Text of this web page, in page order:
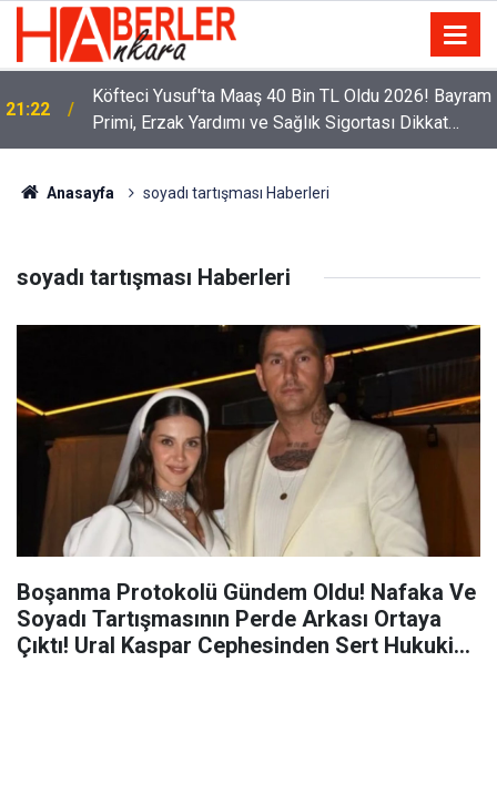
21:22
Köfteci Yusuf'ta Maaş 40 Bin TL Oldu 2026! Bayram
Primi, Erzak Yardımı ve Sağlık Sigortası Dikkat
Çekti
Anasayfa soyadı tartışması Haberleri
soyadı tartışması Haberleri
Boşanma Protokolü Gündem Oldu! Nafaka Ve
Soyadı Tartışmasının Perde Arkası Ortaya
Çıktı! Ural Kaspar Cephesinden Sert Hukuki